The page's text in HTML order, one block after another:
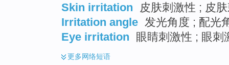
Skin irritation
皮肤刺激性 ; 皮
Irritation angle 发光角度 ; 配光
Eye irritation
眼睛刺激性 ; 眼刺
更多网络短语